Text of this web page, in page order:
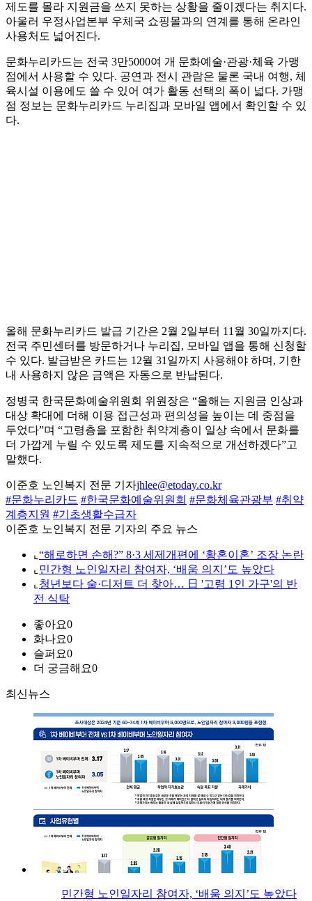
제도를 몰라 지원금을 쓰지 못하는 상황을 줄이겠다는 취지다.
아울러 우정사업본부 우체국 쇼핑몰과의 연계를 통해 온라인
사용처도 넓어진다.
문화누리카드는 전국 3만5000여 개 문화예술·관광·체육 가맹
점에서 사용할 수 있다. 공연과 전시 관람은 물론 국내 여행, 체
육시설 이용에도 쓸 수 있어 여가 활동 선택의 폭이 넓다. 가맹
점 정보는 문화누리카드 누리집과 모바일 앱에서 확인할 수 있
다.
올해 문화누리카드 발급 기간은 2월 2일부터 11월 30일까지다.
전국 주민센터를 방문하거나 누리집, 모바일 앱을 통해 신청할
수 있다. 발급받은 카드는 12월 31일까지 사용해야 하며, 기한
내 사용하지 않은 금액은 자동으로 반납된다.
정병국 한국문화예술위원회 위원장은 “올해는 지원금 인상과
대상 확대에 더해 이용 접근성과 편의성을 높이는 데 중점을
두었다”며 “고령층을 포함한 취약계층이 일상 속에서 문화를
더 가깝게 누릴 수 있도록 제도를 지속적으로 개선하겠다”고
말했다.
이준호 노인복지 전문 기자jhlee@etoday.co.kr
#문화누리카드 #한국문화예술위원회 #문화체육관광부 #취약
계층지원 #기초생활수급자
이준호 노인복지 전문 기자의 주요 뉴스
⌞ “해로하면 손해?” 8·3 세제개편에 ‘황혼이혼’ 조장 논란
⌞ 민간형 노인일자리 참여자, ‘배움 의지’도 높았다
⌞ 청년보다 술·디저트 더 찾아… 日 '고령 1인 가구'의 반
전 식탁
좋아요0
화나요0
슬퍼요0
더 궁금해요0
최신뉴스
민간형 노인일자리 참여자, ‘배움 의지’도 높았다